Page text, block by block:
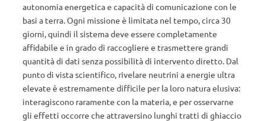
autonomia energetica e capacità di comunicazione con le
basi a terra. Ogni missione è limitata nel tempo, circa 30
giorni, quindi il sistema deve essere completamente
affidabile e in grado di raccogliere e trasmettere grandi
quantità di dati senza possibilità di intervento diretto. Dal
punto di vista scientifico, rivelare neutrini a energie ultra
elevate è estremamente difficile per la loro natura elusiva:
interagiscono raramente con la materia, e per osservarne
gli effetti occorre che attraversino lunghi tratti di ghiaccio